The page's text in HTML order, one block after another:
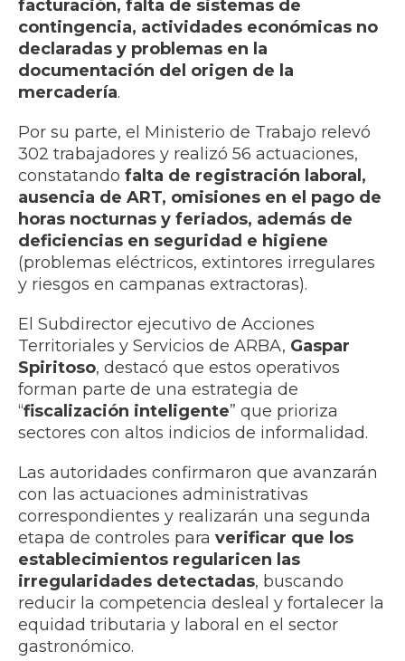
facturación, falta de sistemas de
contingencia, actividades económicas no
declaradas y problemas en la
documentación del origen de la
mercadería.
Por su parte, el Ministerio de Trabajo relevó
302 trabajadores y realizó 56 actuaciones,
constatando falta de registración laboral,
ausencia de ART, omisiones en el pago de
horas nocturnas y feriados, además de
deficiencias en seguridad e higiene
(problemas eléctricos, extintores irregulares
y riesgos en campanas extractoras).
El Subdirector ejecutivo de Acciones
Territoriales y Servicios de ARBA, Gaspar
Spiritoso, destacó que estos operativos
forman parte de una estrategia de
“fiscalización inteligente” que prioriza
sectores con altos indicios de informalidad.
Las autoridades confirmaron que avanzarán
con las actuaciones administrativas
correspondientes y realizarán una segunda
etapa de controles para verificar que los
establecimientos regularicen las
irregularidades detectadas, buscando
reducir la competencia desleal y fortalecer la
equidad tributaria y laboral en el sector
gastronómico.